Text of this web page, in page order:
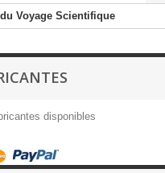
Voyage Scientifique
disponibles